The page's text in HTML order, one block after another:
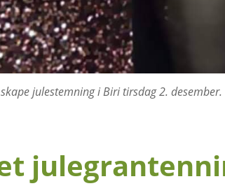
julestemning i Biri tirsdag 2.